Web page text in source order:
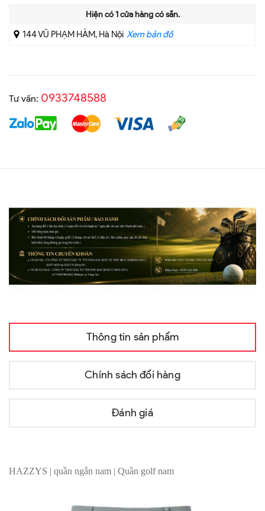
Hiện có1cửa hàng có sẵn.
144 VŨ PHẠM HÀM, Hà Nội Xem bản đồ
Tư vấn: 0933748588
Thông tin sản phẩm
Chính sách đổi hàng
Đánh giá
HAZZYS | quần ngắn nam | Quần golf nam